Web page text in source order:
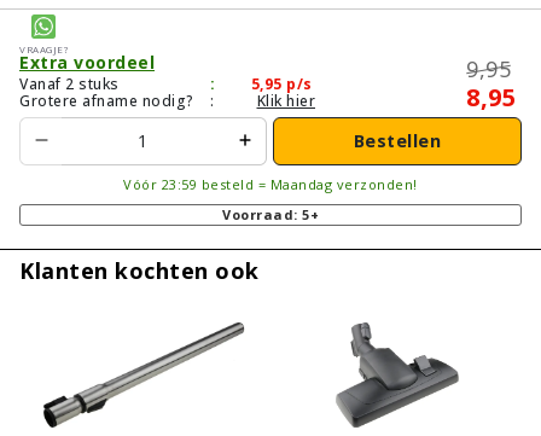
Vraagje?
Extra voordeel
Vanaf 2 stuks : 5,95 p/s
Grotere afname nodig?
: Klik hier
9,95
8,95
Bestellen
Vóór 23:59 besteld = Maandag verzonden!
Voorraad: 5+
Klanten kochten ook